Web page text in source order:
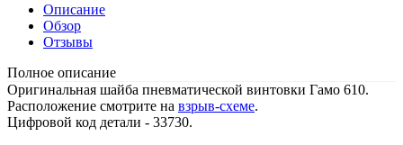
Описание
Обзор
Отзывы
Полное описание
Оригинальная шайба пневматической винтовки Гамо 610.
Расположение смотрите на взрыв-схеме.
Цифровой код детали - 33730.